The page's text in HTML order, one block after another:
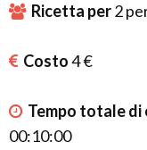
Ricetta per2
Costo4 €
Tempo totale di
00:10:00